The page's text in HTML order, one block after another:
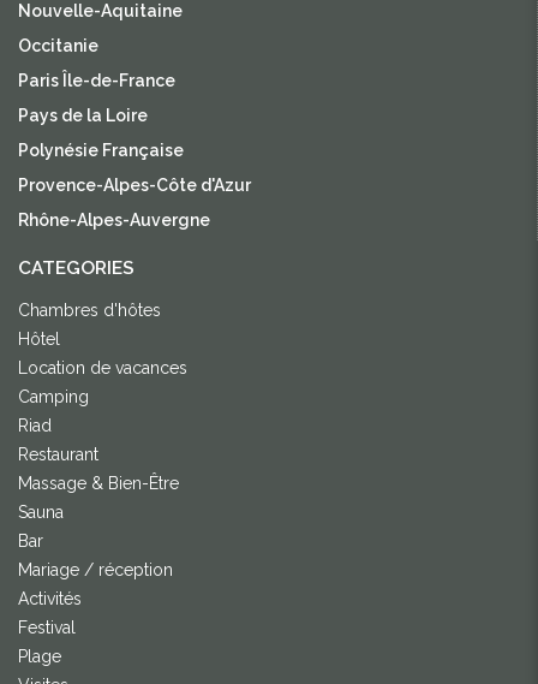
Nouvelle-Aquitaine
Occitanie
Paris Île-de-France
Pays de la Loire
Polynésie Française
Provence-Alpes-Côte d'Azur
Rhône-Alpes-Auvergne
CATEGORIES
Chambres d'hôtes
Hôtel
Location de vacances
Camping
Riad
Restaurant
Massage & Bien-Être
Sauna
Bar
Mariage / réception
Activités
Festival
Plage